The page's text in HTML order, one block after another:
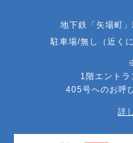
地下鉄「矢場町
駐車場/無し（近く
1階エントラ
405号へのお呼
詳